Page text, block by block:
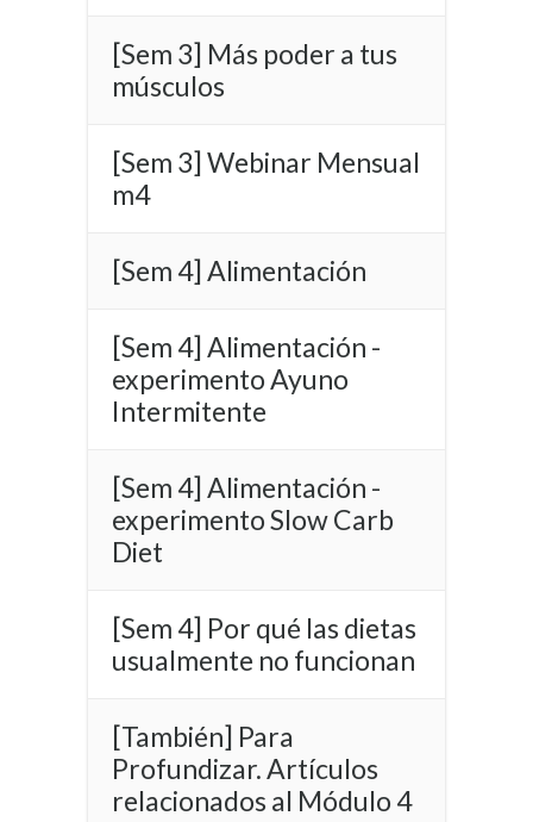
[Sem 3] Más poder a tus
músculos
[Sem 3] Webinar Mensual
m4
[Sem 4] Alimentación
[Sem 4] Alimentación -
experimento Ayuno
Intermitente
[Sem 4] Alimentación -
experimento Slow Carb
Diet
[Sem 4] Por qué las dietas
usualmente no funcionan
[También] Para
Profundizar. Artículos
relacionados al Módulo 4